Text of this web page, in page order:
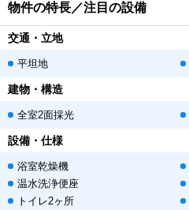
物件の特長／注目の設備
交通・立地
平坦地
建物・構造
全室2面採光
設備・仕様
浴室乾燥機
温水洗浄便座
トイレ2ヶ所